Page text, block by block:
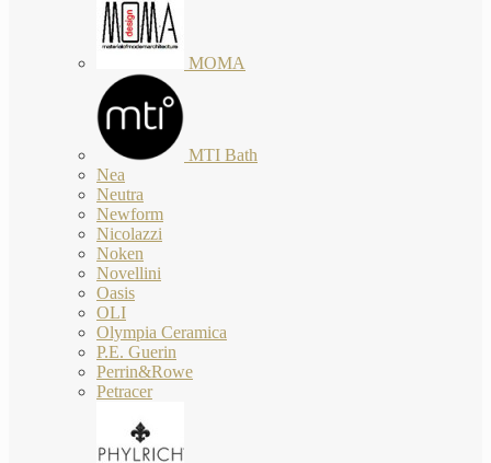
MOMA
MTI Bath
Nea
Neutra
Newform
Nicolazzi
Noken
Novellini
Oasis
OLI
Olympia Ceramica
P.E. Guerin
Perrin&Rowe
Petracer